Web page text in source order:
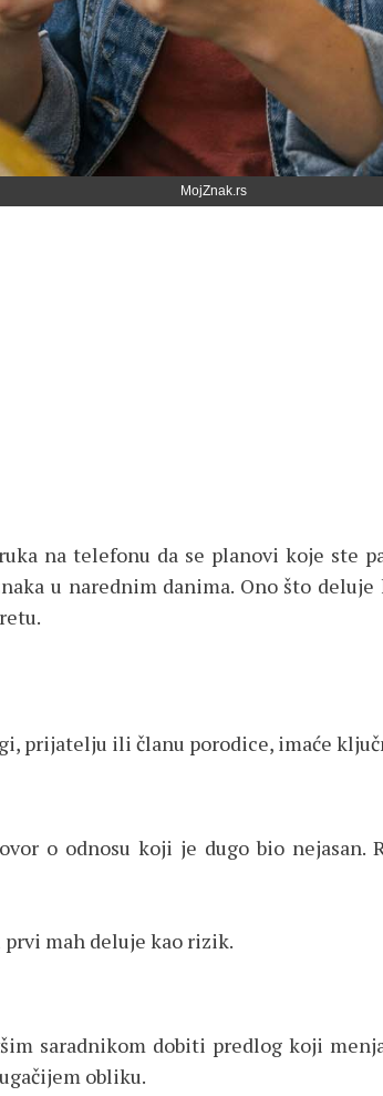
MojZnak.rs
na telefonu da se planovi koje ste
u narednim danima. Ono što
prijatelju ili članu porodice, imaće
o odnosu koji je dugo bio
prvi mah deluje kao rizik.
saradnikom dobiti predlog koji
obliku.